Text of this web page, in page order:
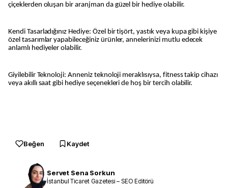
çiçeklerden oluşan bir aranjman da güzel bir hediye olabilir.
Kendi Tasarladığınız Hediye: Özel bir tişört, yastık veya kupa gibi kişiye
özel tasarımlar yapabileceğiniz ürünler, annelerinizi mutlu edecek
anlamlı hediyeler olabilir.
Giyilebilir Teknoloji: Anneniz teknoloji meraklısıysa, fitness takip cihazı
veya akıllı saat gibi hediye seçenekleri de hoş bir tercih olabilir.
Beğen Kaydet
Servet Sena Sorkun
İstanbul Ticaret Gazetesi – SEO Editörü